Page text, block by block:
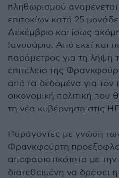
πληθωρισμού
επιτοκίων κατά 25
Δεκέμβριο και ίσως
Ιανουάριο. Από εκεί και
παράμετρος για τη
επιτελείο της
από τα δεδομένα για τον
οικονομική πολιτική που
τη νέα κυβέρνηση στις
Παράγοντες με γνώση
Φρανκφούρτη
αποφασιστικότητα με την
διατεθειμένη να δράσει